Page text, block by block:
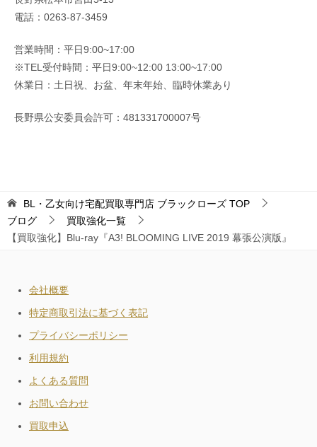
電話：0263-87-3459
営業時間：平日9:00~17:00
※TEL受付時間：平日9:00~12:00 13:00~17:00
休業日：土日祝、お盆、年末年始、臨時休業あり
長野県公安委員会許可：481331700007号
BL・乙女向け宅配買取専門店 ブラックローズ TOP
ブログ
買取強化一覧
【買取強化】Blu-ray『A3! BLOOMING LIVE 2019 幕張公演版』
会社概要
特定商取引法に基づく表記
プライバシーポリシー
利用規約
よくある質問
お問い合わせ
買取申込